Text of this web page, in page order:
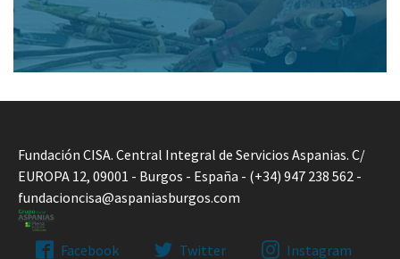
Fundación CISA. Central Integral de Servicios Aspanias. C/
EUROPA 12, 09001 - Burgos - España - (+34) 947 238 562 -
fundacioncisa@aspaniasburgos.com
Facebook Twitter
Instagram